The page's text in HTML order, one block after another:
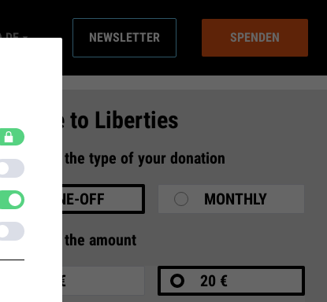
DE NEWSLETTER SPENDEN
Donate to Liberties
1 Select the type of your donation
ONE-OFF MONTHLY
2 Select the amount
10 € 20 €